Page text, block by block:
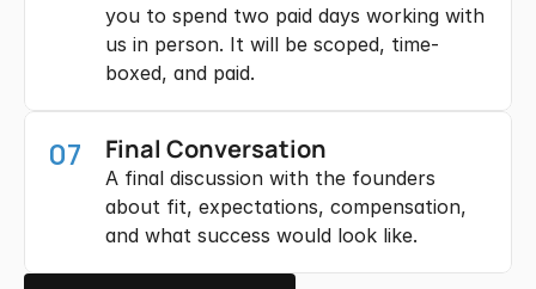
you to spend two paid days working with
us in person. It will be scoped, time-
boxed, and paid.
07 Final Conversation
A final discussion with the founders
about fit, expectations, compensation,
and what success would look like.